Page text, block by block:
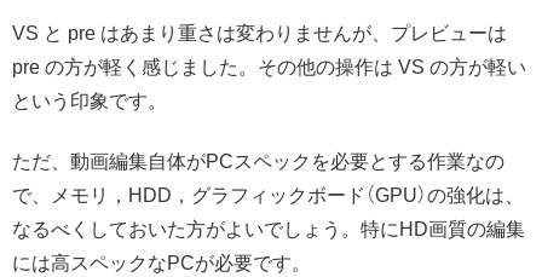
VS と pre はあまり重さは変わりませんが、プレビューは
pre の方が軽く感じました。その他の操作は VS の方が軽い
という印象です。
ただ、動画編集自体がPCスペックを必要とする作業なの
で、メモリ，HDD，グラフィックボード（GPU）の強化は、
なるべくしておいた方がよいでしょう。特にHD画質の編集
には高スペックなPCが必要です。